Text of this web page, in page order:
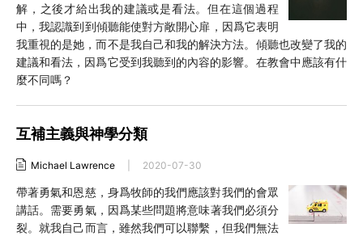
解，之後才給出我的建議或是看法。但在這個過程
中，我認識到到傾聽能使對方敞開心扉，因爲它表明
我重視的是她，而不是我自己和我的解決方法。傾聽也改變了我的
建議和看法，因爲它受到我聽到的內容的影響。在教會中應該有什
麼不同嗎？
互補主義與神學分類
Michael Lawrence 2020-07-30
帶著勇氣和恩慈，身爲牧師的我們應該對我們的會眾
講話。需要勇氣，因爲某些問題將意味著我們必須分
裂。就我自己而言，雖然我們可以聯繫，但我們無法